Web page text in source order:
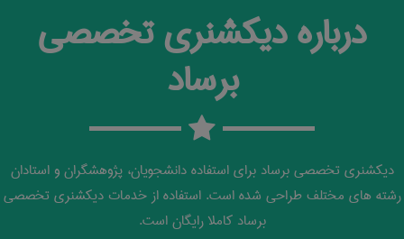
درباره دیکشنری تخصصی
برساد
دیکشنری تخصصی برساد برای استفاده دانشجویان، پژوهشگران و استادان
رشته های مختلف طراحی شده است. استفاده از خدمات دیکشنری تخصصی
برساد کاملا رایگان است.